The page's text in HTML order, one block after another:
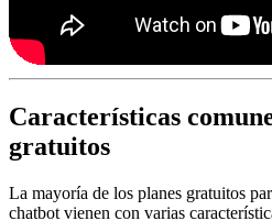
Características
gratuitos
La mayoría de los planes gratuitos
chatbot vienen con varias